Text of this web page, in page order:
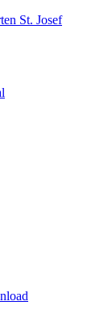
St. Josef